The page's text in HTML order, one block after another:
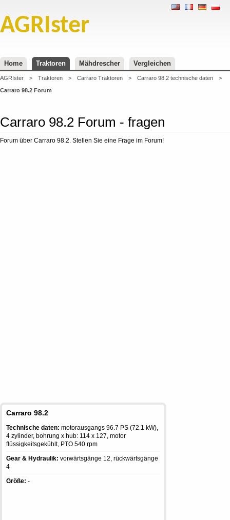
AGRIster
Home Traktoren Mähdrescher Vergleichen
AGRIster > Traktoren > Carraro Traktoren > Carraro 98.2 technische daten
>
Carraro 98.2 Forum
Carraro 98.2 Forum - fragen
Forum über Carraro 98.2. Stellen Sie eine Frage im Forum!
Carraro 98.2
Technische daten: motorausgangs 96.7 PS (72.1 kW),
4 zylinder, bohrung x hub: 114 x 127, motor
flüssigkeitsgekühlt, PTO 540 rpm
Gear & Hydraulik: vorwärtsgänge 12, rückwärtsgänge
4
Größe: -